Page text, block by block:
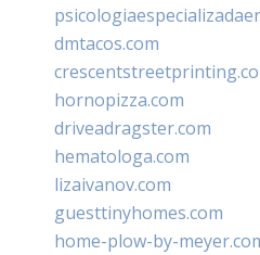
dmtacos.com
hornopizza.com
driveadragster.com
hematologa.com
lizaivanov.com
guesttinyhomes.com
home-plow-by-